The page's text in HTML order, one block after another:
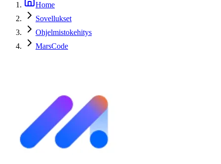
Home
Sovellukset
Ohjelmistokehitys
MarsCode